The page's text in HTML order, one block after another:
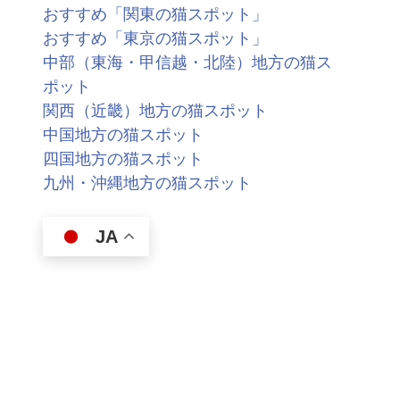
おすすめ「関東の猫スポット」
おすすめ「東京の猫スポット」
中部（東海・甲信越・北陸）地方の猫ス
ポット
関西（近畿）地方の猫スポット
中国地方の猫スポット
四国地方の猫スポット
九州・沖縄地方の猫スポット
JA